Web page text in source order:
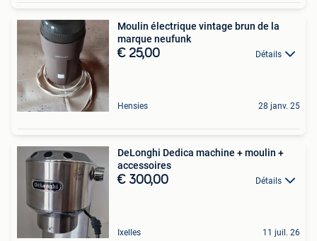
Moulin électrique vintage brun de la
marque neufunk
€ 25,00 Détails
Hensies 28 janv. 25
DeLonghi Dedica machine + moulin +
accessoires
€ 300,00 Détails
Ixelles 11 juil. 26